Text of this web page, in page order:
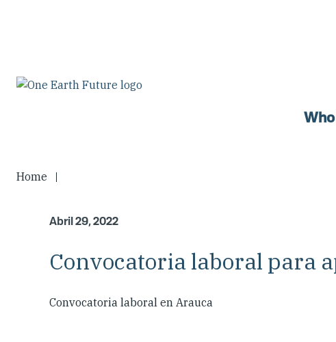
Home
Abril 29, 2022
Convocatoria laboral para
Convocatoria laboral en Arauca